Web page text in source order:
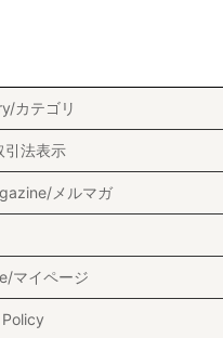
カテゴリ
引法表示
メルマガ
マイページ